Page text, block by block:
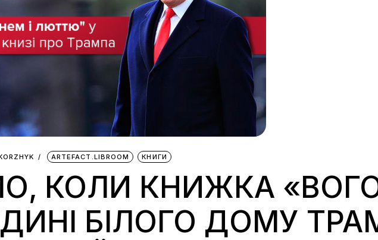
ARTEFACT.LIBROOM КНИГИ
КОЛИ КНИЖКА
БІЛОГО ДОМУ